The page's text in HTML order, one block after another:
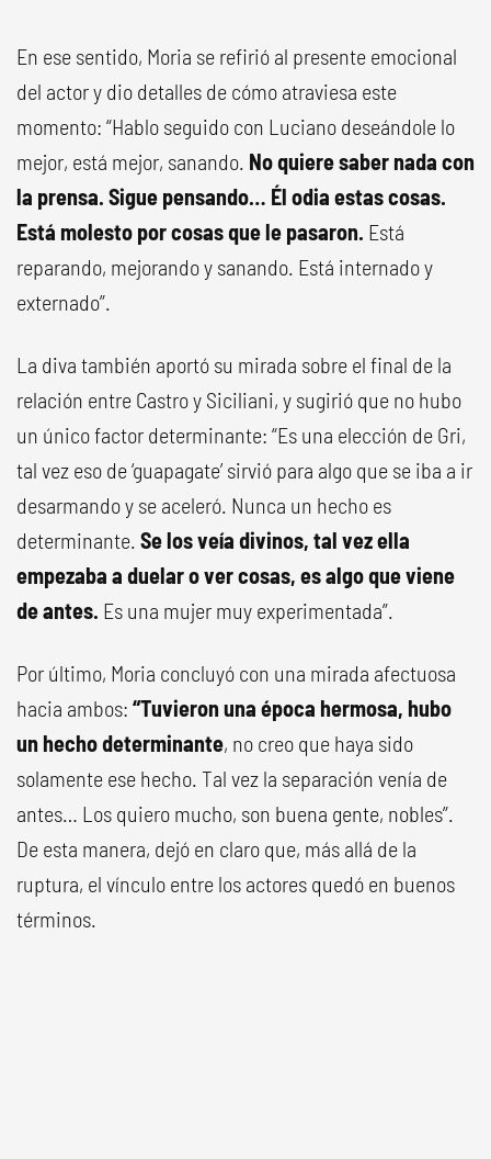
En ese sentido, Moria se refirió al presente emocional
del actor y dio detalles de cómo atraviesa este
momento: “Hablo seguido con Luciano deseándole lo
mejor, está mejor, sanando. No quiere saber nada con
la prensa. Sigue pensando… Él odia estas cosas.
Está molesto por cosas que le pasaron. Está
reparando, mejorando y sanando. Está internado y
externado”.
La diva también aportó su mirada sobre el final de la
relación entre Castro y Siciliani, y sugirió que no hubo
un único factor determinante: “Es una elección de Gri,
tal vez eso de ‘guapagate’ sirvió para algo que se iba a ir
desarmando y se aceleró. Nunca un hecho es
determinante. Se los veía divinos, tal vez ella
empezaba a duelar o ver cosas, es algo que viene
de antes. Es una mujer muy experimentada”.
Por último, Moria concluyó con una mirada afectuosa
hacia ambos: “Tuvieron una época hermosa, hubo
un hecho determinante, no creo que haya sido
solamente ese hecho. Tal vez la separación venía de
antes… Los quiero mucho, son buena gente, nobles”.
De esta manera, dejó en claro que, más allá de la
ruptura, el vínculo entre los actores quedó en buenos
términos.